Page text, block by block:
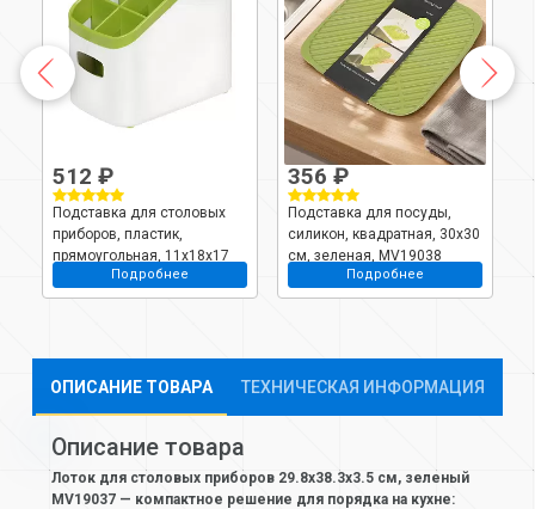
512 ₽
Подставка для столовых
приборов, пластик,
прямоугольная, 11х18х17
см, зеленая, MV19040
Подробнее
356 ₽
Подставка для посуды,
силикон, квадратная, 30х30
см, зеленая, MV19038
Подробнее
ОПИСАНИЕ ТОВАРА ТЕХНИЧЕСКАЯ ИНФОРМАЦИЯ
Описание товара
Лоток для столовых приборов 29.8х38.3х3.5 см, зеленый
MV19037 — компактное решение для порядка на кухне: